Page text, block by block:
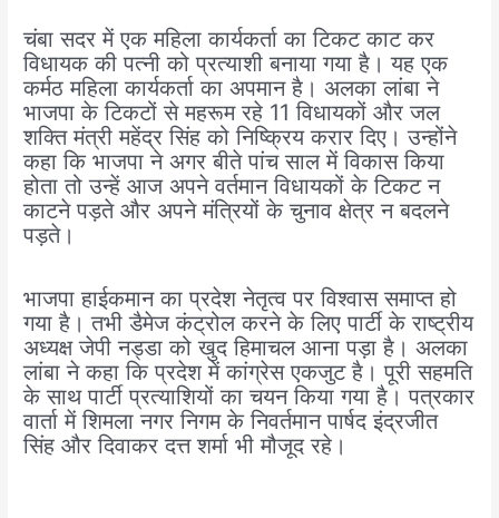
चंबा सदर में एक महिला कार्यकर्ता का टिकट काट कर
विधायक की पत्नी को प्रत्याशी बनाया गया है। यह एक
कर्मठ महिला कार्यकर्ता का अपमान है। अलका लांबा ने
भाजपा के टिकटों से महरूम रहे 11 विधायकों और जल
शक्ति मंत्री महेंद्र सिंह को निष्क्रिय करार दिए। उन्होंने
कहा कि भाजपा ने अगर बीते पांच साल में विकास किया
होता तो उन्हें आज अपने वर्तमान विधायकों के टिकट न
काटने पड़ते और अपने मंत्रियों के चुनाव क्षेत्र न बदलने
पड़ते।
भाजपा हाईकमान का प्रदेश नेतृत्व पर विश्वास समाप्त हो
गया है। तभी डैमेज कंट्रोल करने के लिए पार्टी के राष्ट्रीय
अध्यक्ष जेपी नड्डा को खुद हिमाचल आना पड़ा है। अलका
लांबा ने कहा कि प्रदेश में कांग्रेस एकजुट है। पूरी सहमति
के साथ पार्टी प्रत्याशियों का चयन किया गया है। पत्रकार
वार्ता में शिमला नगर निगम के निवर्तमान पार्षद इंद्रजीत
सिंह और दिवाकर दत्त शर्मा भी मौजूद रहे।